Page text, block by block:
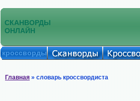
СКАНВОРДЫ
ОНЛАЙН
кроссворды
Главная » словарь кроссвордиста